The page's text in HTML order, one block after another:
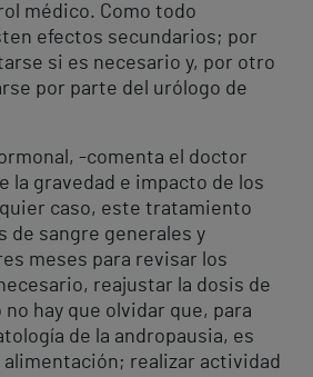
médico. Como todo
efectos secundarios; por
si es necesario y, por otro
por parte del urólogo de
-comenta el doctor
la gravedad e impacto de los
caso, este tratamiento
de sangre generales y
meses para revisar los
reajustar la dosis de
hay que olvidar que, para
de la andropausia, es
realizar actividad